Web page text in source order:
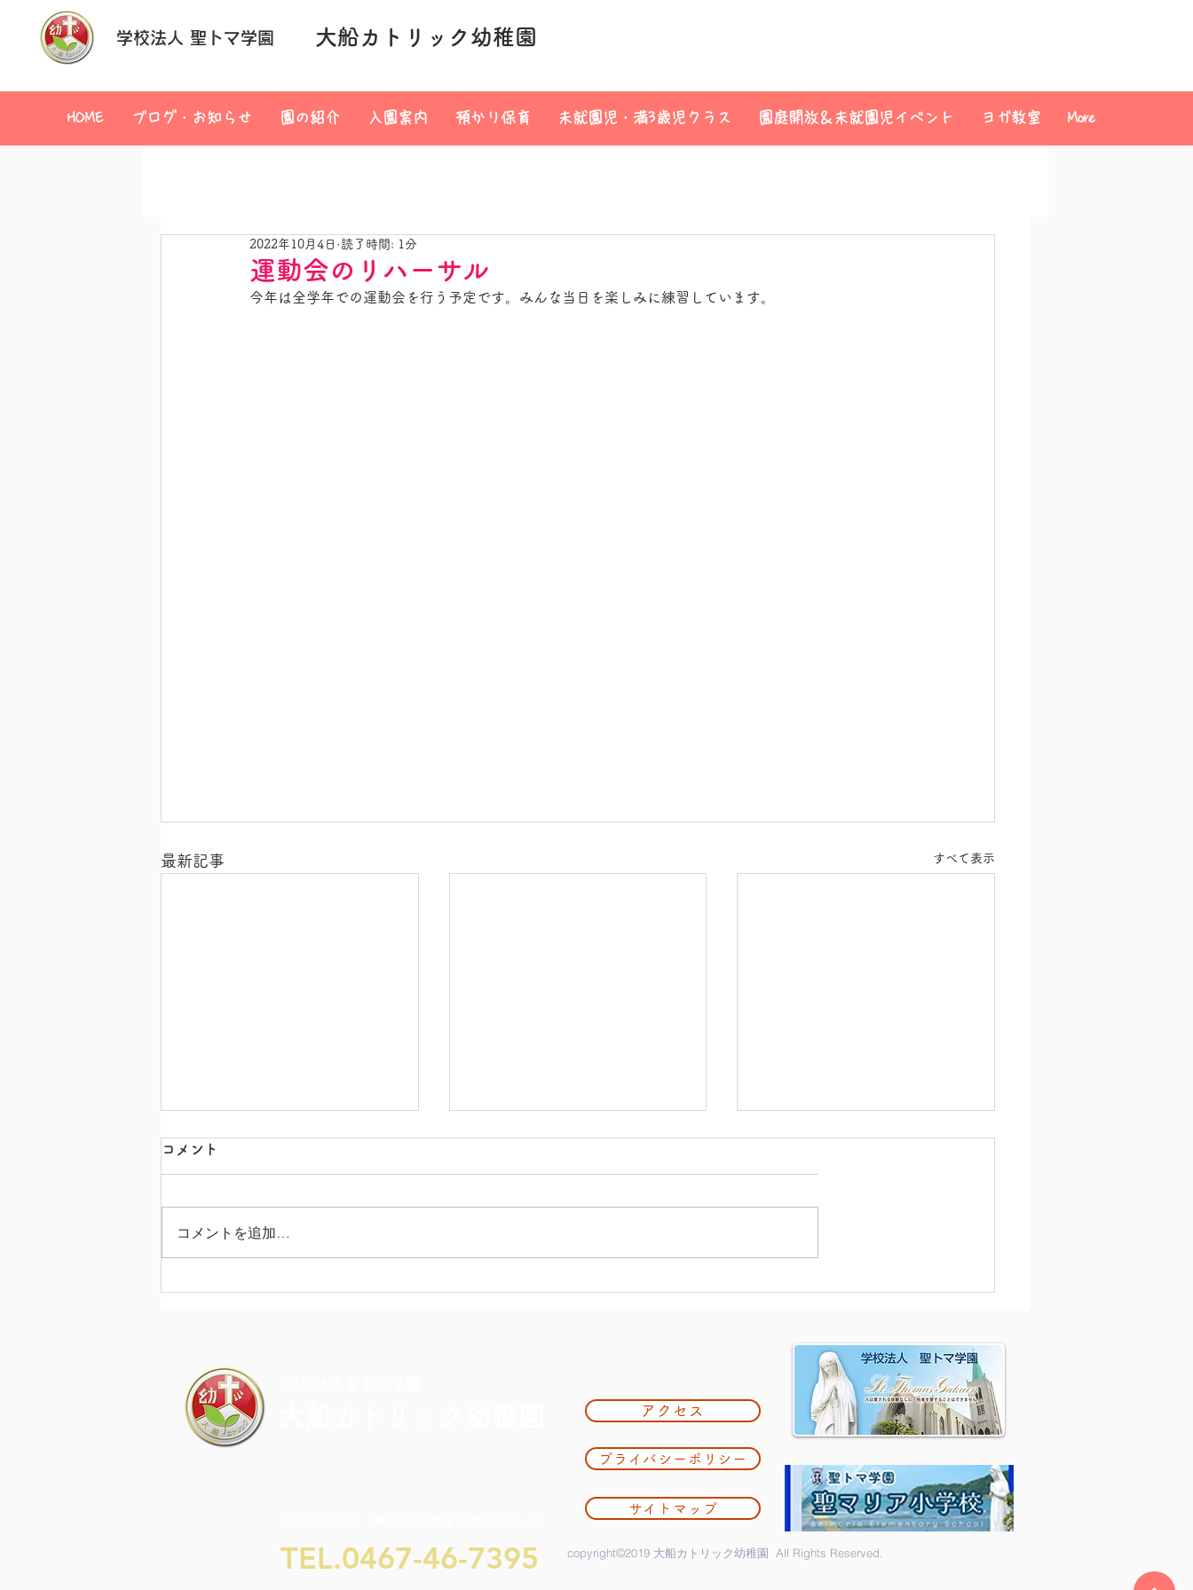
学校法人 聖トマ学園 大船カトリック幼稚園
HOME ブログ・お知らせ 園の紹介 入園案内 預かり保育 未就園児・満3歳児クラス 園庭開放＆未就園児イベント ヨガ教室 More
運動会のリハーサル
2022年10月4日 読了時間: 1分
今年は全学年での運動会を行う予定です。みんな当日を楽しみに練習しています。
最新記事 すべて表示
カラフル・ドキドキ・チャレ
コメント
コメントを追加…
TEL.0467-46-7395
アクセス
プライバシーポリシー
サイトマップ
copyright©2019 大船カトリック幼稚園 All Rights Reserved.